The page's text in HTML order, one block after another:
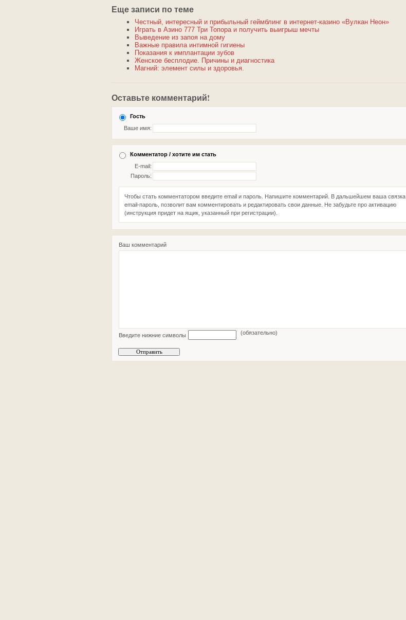
Еще записи по теме
Честный, интересный и прибыльный геймблинг в интернет-казино «Вулкан Неон»
Играть в Азино 777 Три Топора и получить выигрыш мечты
Выведение из запоя на дому
Важные правила интимной гигиены
Показания к имплантации зубов
Женское бесплодие. Причины и диагностика
Магний: элемент силы и здоровья.
Оставьте комментарий!
Гость
Ваше имя:
Комментатор / хотите им стать
E-mail:
Пароль:
Чтобы стать комментатором введите email и пароль. Напишите комментарий. В дальшейшем ваша связка
email-пароль, позволит вам комментировать и редактировать свои данные. Не забудьте про активацию
(инструкция придет на ящик, указанный при регистрации).
Ваш комментарий
Введите нижние символы (обязательно)